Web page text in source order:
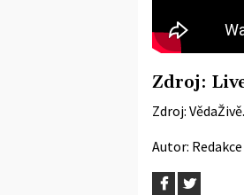
Zdroj:
Zdroj:
Autor: